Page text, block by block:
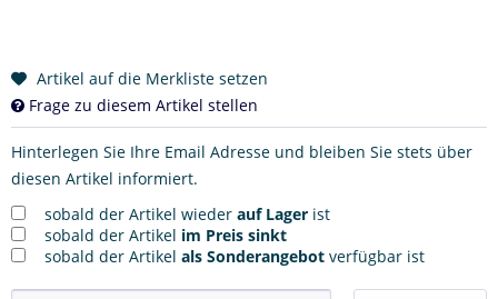
Artikel auf die Merkliste setzen
Frage zu diesem Artikel stellen
Hinterlegen Sie Ihre Email Adresse und bleiben Sie stets über
diesen Artikel informiert.
sobald der Artikel wieder auf Lager ist
sobald der Artikel im Preis sinkt
sobald der Artikel als Sonderangebot verfügbar ist